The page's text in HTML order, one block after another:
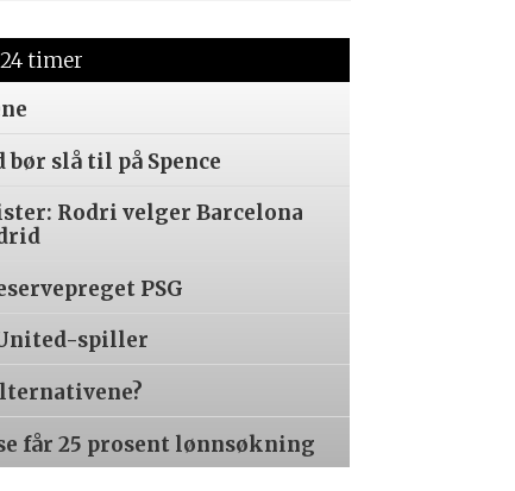
timer
slå til på Spence
Rodri velger Barcelona
PSG
spiller
får 25 prosent lønnsøkning